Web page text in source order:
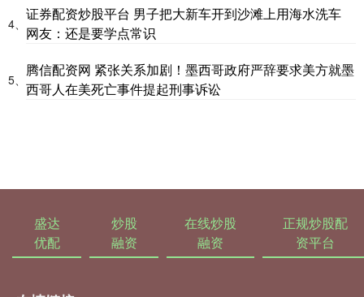
4、
证券配资炒股平台 男子把大新车开到沙滩上用海水洗车
网友：还是要学点常识
5、
腾信配资网 紧张关系加剧！墨西哥政府严辞要求美方就墨
西哥人在美死亡事件提起刑事诉讼
盛达
优配
炒股
融资
在线炒股
融资
正规炒股配
资平台